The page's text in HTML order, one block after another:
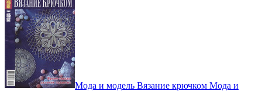
Мода и модель Вязание крючком Мода и